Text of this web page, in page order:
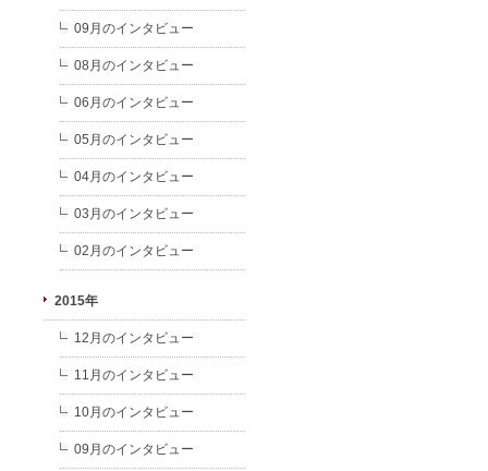
09月のインタビュー
08月のインタビュー
06月のインタビュー
05月のインタビュー
04月のインタビュー
03月のインタビュー
02月のインタビュー
2015年
12月のインタビュー
11月のインタビュー
10月のインタビュー
09月のインタビュー